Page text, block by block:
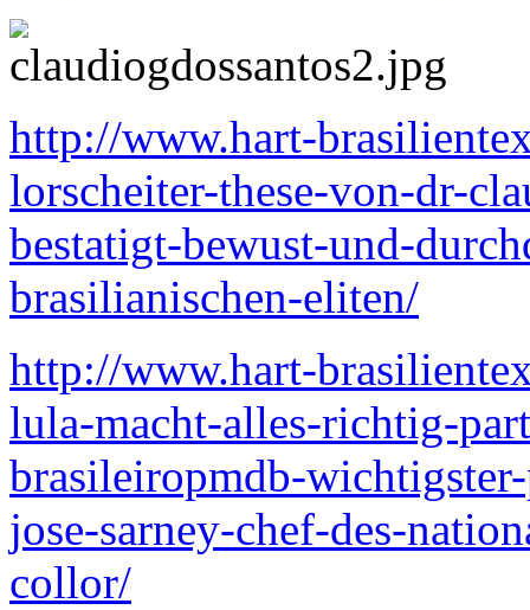
http://www.hart-
lorscheiter-these-von-dr-
bestatigt-bewust-und-
brasilianischen-eliten/
http://www.hart-
lula-macht-alles-richtig-
brasileiropmdb-
jose-sarney-chef-des-
collor/